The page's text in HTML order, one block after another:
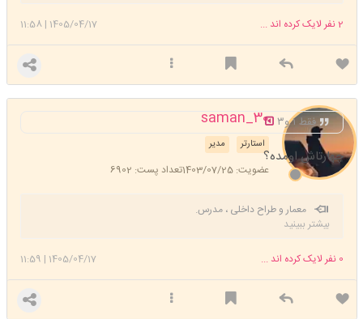
1405/04/17
|
11:58 2نفر لایک کرده اند ...
saman_30
مدیر استارتر
عضویت: 1403/07/25 تعداد پست: 6902
فقط ۱ و۳
چهارتاش اومده؟
معمار و طراح داخلی ، مدرس.
بیشتر ببینید
1405/04/17
|
11:59 0 نفر لایک کرده اند ...